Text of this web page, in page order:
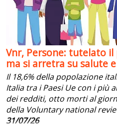
Vnr, Persone: tutelato
ma si arretra su salute
Il 18,6% della popolazione
Italia tra i Paesi Ue con i più
dei redditi, otto morti al
della Voluntary national
31/07/26